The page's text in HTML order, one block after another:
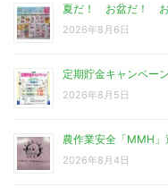
夏だ！ お盆だ！ お
2026年8月6日
定期貯金キャンペー
2026年8月5日
農作業安全「MMH」
2026年8月4日